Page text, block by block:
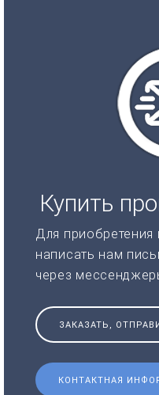
Купить
Для
написать нам
через
ЗАКАЗАТЬ,
КОНТАКТНАЯ